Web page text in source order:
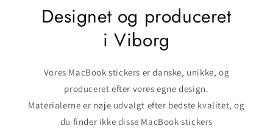
Designet og produceret
i Viborg
Vores MacBook stickers er danske, unikke, og
produceret efter vores egne design.
Materialerne er nøje udvalgt efter bedste kvalitet, og
du finder ikke disse MacBook stickers